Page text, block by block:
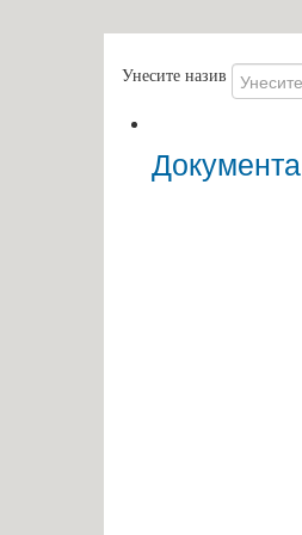
Унесите назив
Документа